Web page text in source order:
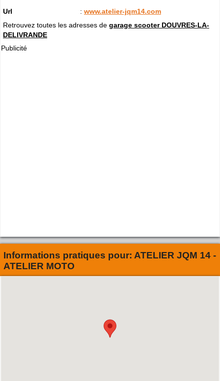
Url : www.atelier-jqm14.com
Retrouvez toutes les adresses de garage scooter DOUVRES-LA-
DELIVRANDE
Publicité
Informations pratiques pour: ATELIER JQM 14 -
ATELIER MOTO